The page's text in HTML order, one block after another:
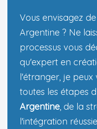
Vous envisagez
Argentine ? Ne
processus vous
qu'expert en
l'étranger, je peux
toutes les étapes
Argentine, de la
l'intégration